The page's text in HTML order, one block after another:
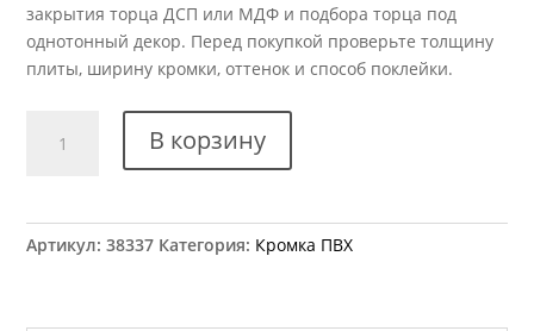
закрытия торца ДСП или МДФ и подбора торца под
однотонный декор. Перед покупкой проверьте толщину
плиты, ширину кромки, оттенок и способ поклейки.
товара
505.01
В корзину
Артикул:38337 Категория: Кромка ПВХ